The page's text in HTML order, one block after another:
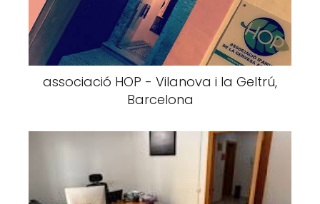
associació HOP - Vilanova i la Geltrú,
Barcelona